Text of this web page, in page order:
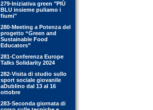
279-Iniziativa green "PIÙ
BLU insieme puliamo i
fiumi"
280-Meeting a Potenza del
progetto “Green and
Sustainable Food
Educators”
281-Conferenza Europe
Talks Solidarity 2024
282-Visita di studio sullo
sport sociale giovanile
aDublino dal 13 al 16
ottobre
283-Seconda giornata di